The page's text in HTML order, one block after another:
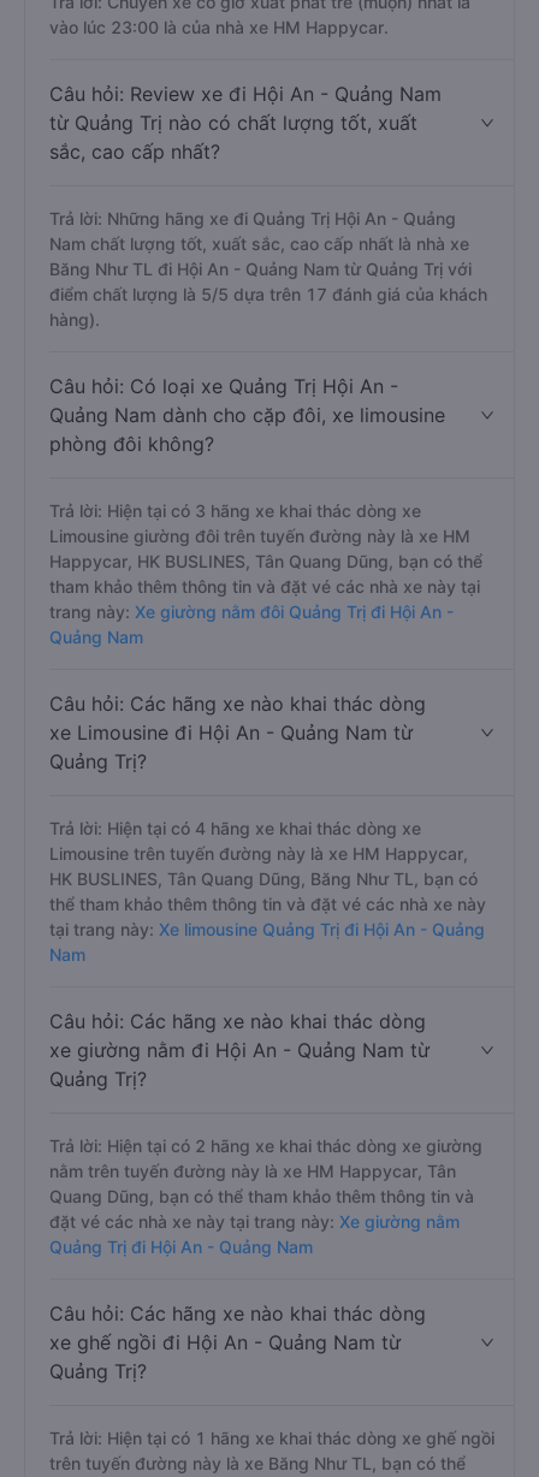
vào lúc 23:00 là của nhà xe HM Happycar.
Câu hỏi: Review xe đi Hội An - Quảng Nam
từ Quảng Trị nào có chất lượng tốt, xuất
sắc, cao cấp nhất?
Trả lời: Những hãng xe đi Quảng Trị Hội An - Quảng
Nam chất lượng tốt, xuất sắc, cao cấp nhất là nhà xe
Băng Như TL đi Hội An - Quảng Nam từ Quảng Trị với
điểm chất lượng là 5/5 dựa trên 17 đánh giá của khách
hàng).
Câu hỏi: Có loại xe Quảng Trị Hội An -
Quảng Nam dành cho cặp đôi, xe limousine
phòng đôi không?
Trả lời: Hiện tại có 3 hãng xe khai thác dòng xe
Limousine giường đôi trên tuyến đường này là xe HM
Happycar, HK BUSLINES, Tân Quang Dũng, bạn có thể
tham khảo thêm thông tin và đặt vé các nhà xe này tại
trang này: Xe giường nằm đôi Quảng Trị đi Hội An -
Quảng Nam
Câu hỏi: Các hãng xe nào khai thác dòng
xe Limousine đi Hội An - Quảng Nam từ
Quảng Trị?
Trả lời: Hiện tại có 4 hãng xe khai thác dòng xe
Limousine trên tuyến đường này là xe HM Happycar,
HK BUSLINES, Tân Quang Dũng, Băng Như TL, bạn có
thể tham khảo thêm thông tin và đặt vé các nhà xe này
tại trang này: Xe limousine Quảng Trị đi Hội An - Quảng
Nam
Câu hỏi: Các hãng xe nào khai thác dòng
xe giường nằm đi Hội An - Quảng Nam từ
Quảng Trị?
Trả lời: Hiện tại có 2 hãng xe khai thác dòng xe giường
nằm trên tuyến đường này là xe HM Happycar, Tân
Quang Dũng, bạn có thể tham khảo thêm thông tin và
đặt vé các nhà xe này tại trang này: Xe giường nằm
Quảng Trị đi Hội An - Quảng Nam
Câu hỏi: Các hãng xe nào khai thác dòng
xe ghế ngồi đi Hội An - Quảng Nam từ
Quảng Trị?
Trả lời: Hiện tại có 1 hãng xe khai thác dòng xe ghế ngồi
trên tuyến đường này là xe Băng Như TL, bạn có thể